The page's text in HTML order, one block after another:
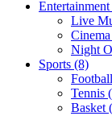
Entertainment
Live
Cinema
Night
Sports (8)
Football
Tennis
Basket